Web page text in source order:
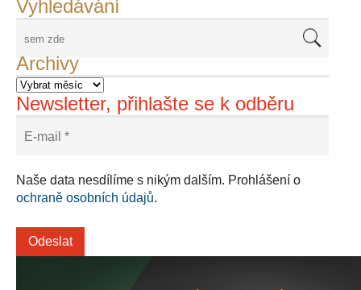
Vyhledávání
Archivy
Newsletter, přihlašte se k odběru
Naše data nesdílíme s nikým dalším. Prohlášení o
ochraně osobních údajů.